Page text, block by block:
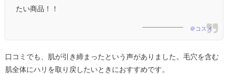
たい商品！！
＠コスメ
口コミでも、肌が引き締まったという声がありました。毛穴を含む
肌全体にハリを取り戻したいときにおすすめです。